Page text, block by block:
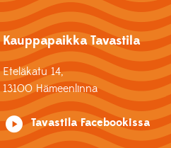
Kauppapaikka Tavastila
Eteläkatu 14,
13100 Hämeenlinna
Tavastila Facebookissa